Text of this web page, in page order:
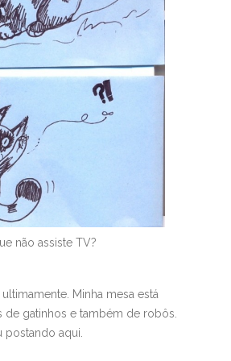
não assiste TV?
Minha mesa está
de gatinhos e também de robôs.
aqui.